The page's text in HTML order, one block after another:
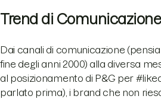
Trend di Comunicazione
Dai canali di comunicazione
fine degli anni 2000) alla diversa
al posizionamento di P&G per
parlato prima), i brand che non